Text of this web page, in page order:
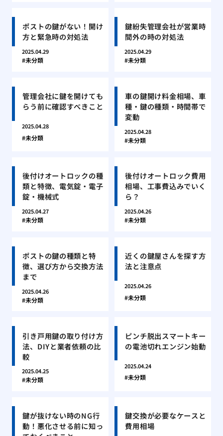
ポストの鍵がない！開け
方と緊急時の対処法
2025.04.29
未分類
鍵紛失管理会社が営業時
間外の時の対処法
2025.04.29
未分類
管理会社に鍵を開けても
らう前に確認すべきこと
2025.04.28
未分類
車の鍵開け料金相場、車
種・鍵の種類・時間帯で
変動
2025.04.28
未分類
後付けオートロックの種
類と特徴、電気錠・電子
錠・機械式
2025.04.27
未分類
後付けオートロック費用
相場、工事費込みでいく
ら？
2025.04.26
未分類
ポストの鍵の種類と特
徴、選び方から交換方法
まで
2025.04.26
未分類
近くの鍵屋さんを探す方
法と注意点
2025.04.26
未分類
引き戸用鍵の取り付け方
法、DIYと業者依頼の比
較
2025.04.25
未分類
ピンチ脱出スマートキー
の電池切れエンジン始動
2025.04.24
未分類
鍵が抜けない時のNG行
動！悪化させる前に知っ
鍵交換が必要なケースと
費用相場